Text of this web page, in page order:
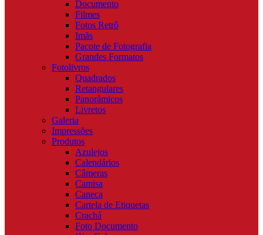
Documento
Filmes
Fotos Retrô
Imãs
Pacote de Fotografia
Grandes Formatos
Fotolivros
Quadrados
Retangulares
Panorâmicos
Livretos
Galeria
Impressões
Produtos
Azulejos
Calendários
Câmeras
Camisa
Caneca
Cartela de Etiquetas
Crachá
Foto Documento